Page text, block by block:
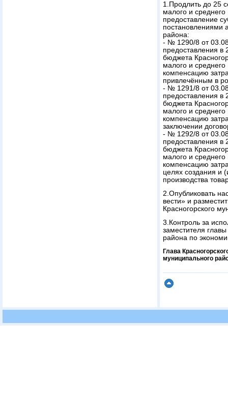
1.Продлить до 25
малого и
предоставление
постановлениями
района:
- № 1290/8 от
предоставления в
бюджета
малого и
компенсацию
привлечённым в
- № 1291/8 от
предоставления в
бюджета
малого и
компенсацию
заключении
- № 1292/8 от
предоставления в
бюджета
малого и
компенсацию
целях создания и
производства
2.Опубликовать
вести» и
Красногорского
3.Контроль за
заместителя
района по
Глава
муниципального